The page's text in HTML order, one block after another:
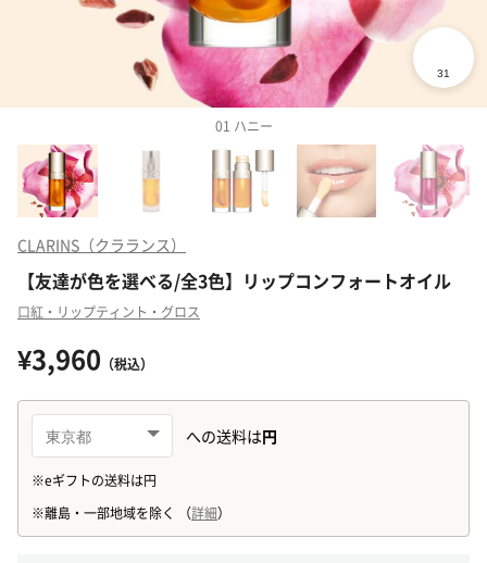
01 ハニー
CLARINS（クラランス）
【友達が色を選べる/全3色】リップコンフォートオイル
口紅・リップティント・グロス
¥3,960 （税込）